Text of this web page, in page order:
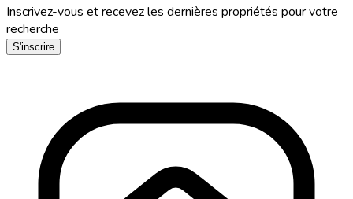
Inscrivez-vous et recevez les dernières propriétés pour votre
recherche
S'inscrire